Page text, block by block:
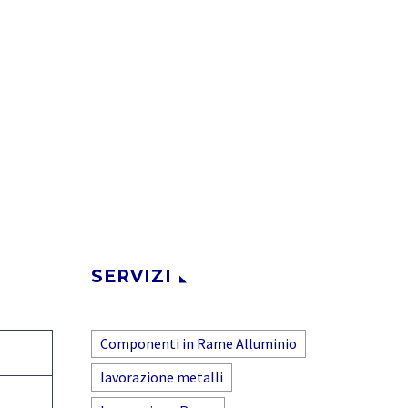
SERVIZI
Componenti in Rame Alluminio
lavorazione metalli